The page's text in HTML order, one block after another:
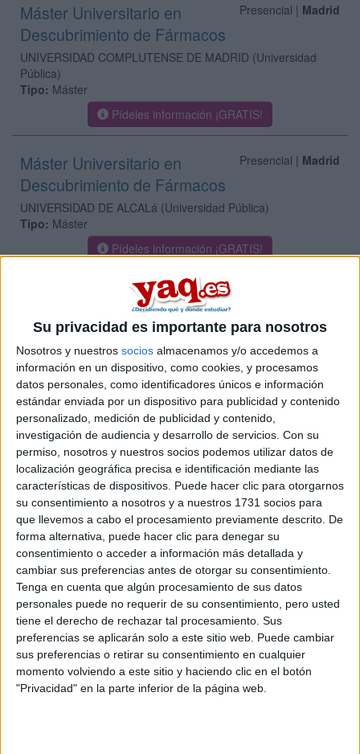
Su privacidad es importante para nosotros
Nosotros y nuestros socios almacenamos y/o accedemos a
información en un dispositivo, como cookies, y procesamos
datos personales, como identificadores únicos e información
estándar enviada por un dispositivo para publicidad y contenido
personalizado, medición de publicidad y contenido,
investigación de audiencia y desarrollo de servicios. Con su
permiso, nosotros y nuestros socios podemos utilizar datos de
localización geográfica precisa e identificación mediante las
características de dispositivos. Puede hacer clic para otorgarnos
su consentimiento a nosotros y a nuestros 1731 socios para
que llevemos a cabo el procesamiento previamente descrito. De
forma alternativa, puede hacer clic para denegar su
consentimiento o acceder a información más detallada y
cambiar sus preferencias antes de otorgar su consentimiento.
Tenga en cuenta que algún procesamiento de sus datos
personales puede no requerir de su consentimiento, pero usted
tiene el derecho de rechazar tal procesamiento. Sus
preferencias se aplicarán solo a este sitio web. Puede cambiar
sus preferencias o retirar su consentimiento en cualquier
momento volviendo a este sitio y haciendo clic en el botón
"Privacidad" en la parte inferior de la página web.
Presencial | Madrid
Máster Universitario en
Descubrimiento de Fármacos
UNIVERSIDAD COMPLUTENSE DE MADRID (Universidad
Pública)
Tipo: Máster
Pídeles información ¡GRATIS!
Presencial | Madrid
Máster Universitario en
Descubrimiento de Fármacos
UNIVERSIDAD DE ALCALá (Universidad Pública)
Tipo: Máster
Pídeles información ¡GRATIS!
Máster Universitario en
Especialización Profesional en Farmacia
Tipo: Máster
Pídeles información ¡GRATIS!
Presencial | Salamanca
Máster Universitario en
Evaluación y Desarrollo de Medicamentos
UNIVERSIDAD DE SALAMANCA (Universidad Pública)
Tipo: Máster
Pídeles información ¡GRATIS!
Presencial | Madrid
Máster Universitario en
Farmacia y Tecnología Farmacéutica
UNIVERSIDAD COMPLUTENSE DE MADRID (Universidad
Pública)
Tipo: Máster
Pídeles información ¡GRATIS!